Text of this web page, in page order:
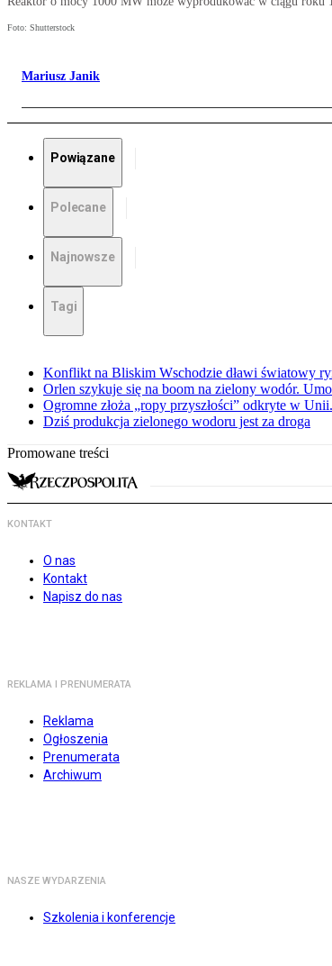
Foto: Shutterstock
Mariusz Janik
Powiązane
Polecane
Najnowsze
Tagi
Konflikt na Bliskim Wschodzie dławi światowy
Orlen szykuje się na boom na zielony wodór.
Ogromne złoża „ropy przyszłości” odkryte w
Dziś produkcja zielonego wodoru jest za droga
Promowane treści
KONTAKT
O nas
Kontakt
Napisz do nas
REKLAMA I PRENUMERATA
Reklama
Ogłoszenia
Prenumerata
Archiwum
NASZE WYDARZENIA
Szkolenia i konferencje